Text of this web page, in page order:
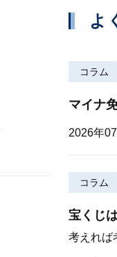
よ
コラム
マイナ
2026年
コラム
宝くじ
考えれば